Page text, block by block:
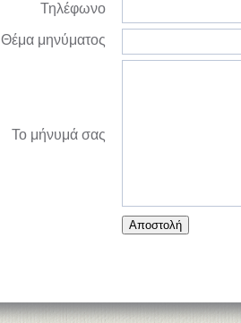
Τηλέφωνο
Θέμα μηνύματος
Το μήνυμά σας
Αποστολή